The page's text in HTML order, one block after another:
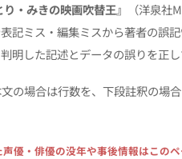
り・みきの映画吹替王』
（洋泉
記ミス・編集ミスから著者の誤
明した記述とデータの誤りを正
の場合は行数を、下段註釈の場
優・俳優の没年や事後情報はこの